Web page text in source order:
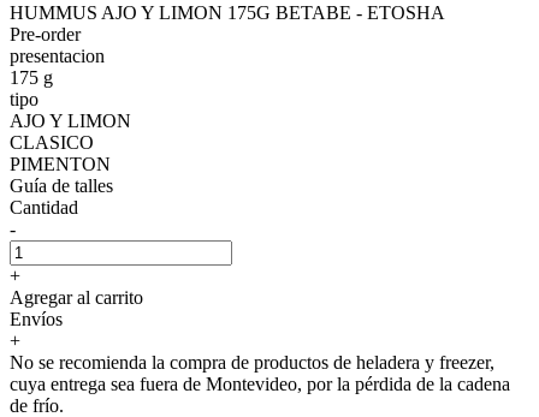
HUMMUS AJO Y LIMON 175G BETABE - ETOSHA
Pre-order
presentacion
175 g
tipo
AJO Y LIMON
CLASICO
PIMENTON
Guía de talles
Cantidad
-
+
Agregar al carrito
Envíos
+
No se recomienda la compra de productos de heladera y freezer,
cuya entrega sea fuera de Montevideo, por la pérdida de la cadena
de frío.